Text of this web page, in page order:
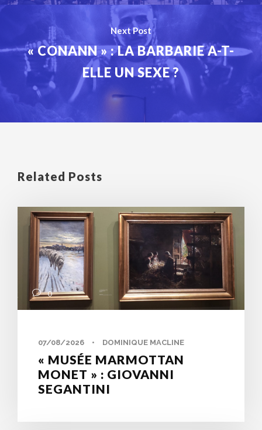
Next Post
« CONANN » : LA BARBARIE A-T-
ELLE UN SEXE ?
Related Posts
0
07/08/2026 • DOMINIQUE MACLINE
« MUSÉE MARMOTTAN
MONET » : GIOVANNI
SEGANTINI